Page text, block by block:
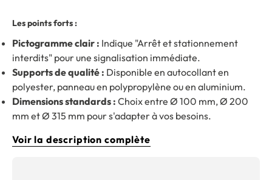
Les points forts :
Pictogramme clair : Indique "Arrêt et stationnement
interdits" pour une signalisation immédiate.
Supports de qualité : Disponible en autocollant en
polyester, panneau en polypropylène ou en aluminium.
Dimensions standards : Choix entre Ø 100 mm, Ø 200
mm et Ø 315 mm pour s'adapter à vos besoins.
Voir la description complète